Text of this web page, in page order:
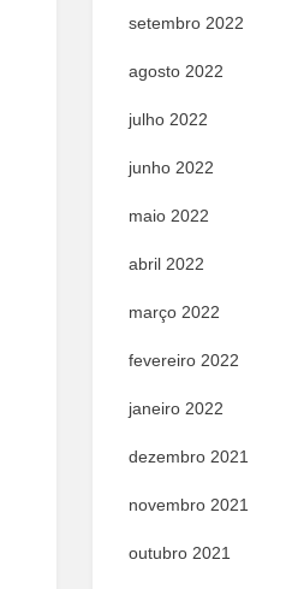
setembro 2022
agosto 2022
julho 2022
junho 2022
maio 2022
abril 2022
março 2022
fevereiro 2022
janeiro 2022
dezembro 2021
novembro 2021
outubro 2021